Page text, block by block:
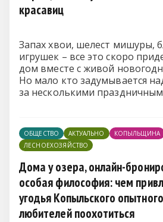
красавиц
Запах хвои, шелест мишуры,
игрушек – все это скоро
дом вместе с живой
Но мало кто задумывается
за несколькими
история длиною во много
ОБЩЕСТВО АКТУАЛЬНО
КОПЫЛЬЩИНА
ЛЕСНОЕХОЗЯЙСТВО
Дома у озера, онлайн-
особая философия: чем
угодья Копыльского
любителей поохотиться